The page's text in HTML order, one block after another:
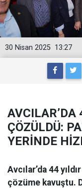
13:27
30 Nisan 2025
AVCILAR’DA
ÇÖZÜLDÜ:
YERİNDE
Avcılar’da 44
çözüme kavuştu.